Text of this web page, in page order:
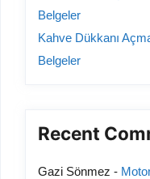
Belgeler
Kahve Dükkanı
Belgeler
Recent
Gazi Sönmez -